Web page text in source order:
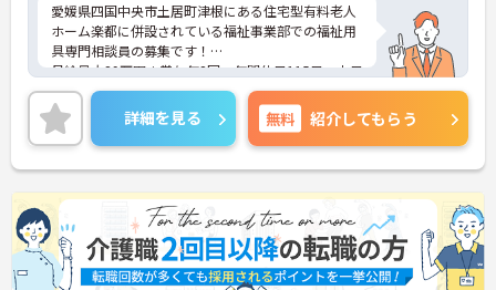
愛媛県四国中央市土居町津根にある住宅型有料老人
ホーム楽都に併設されている福祉事業部での福祉用
具専門相談員の募集です！
月給最大29万円＋賞与年2回、年間休日115日、土日
休みで残業も少なめ。資格手当や各種手当が揃い、
日勤のみで働きやすい環境です。
ご興味がある方は、ご面接のポイントをお伝えしま
すので、お気軽にお問い合わせください。
詳細を見る 無料 紹介してもらう